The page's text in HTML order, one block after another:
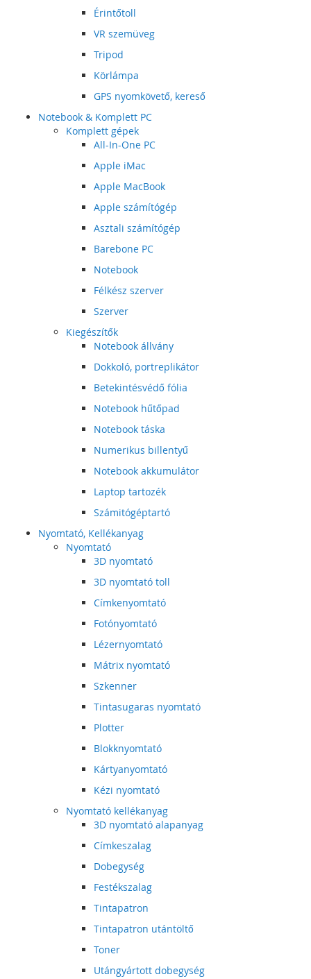
Érintőtoll
VR szemüveg
Tripod
Körlámpa
GPS nyomkövető, kereső
Notebook & Komplett PC
Komplett gépek
All-In-One PC
Apple iMac
Apple MacBook
Apple számítógép
Asztali számítógép
Barebone PC
Notebook
Félkész szerver
Szerver
Kiegészítők
Notebook állvány
Dokkoló, portreplikátor
Betekintésvédő fólia
Notebook hűtőpad
Notebook táska
Numerikus billentyű
Notebook akkumulátor
Laptop tartozék
Számitógéptartó
Nyomtató, Kellékanyag
Nyomtató
3D nyomtató
3D nyomtató toll
Címkenyomtató
Fotónyomtató
Lézernyomtató
Mátrix nyomtató
Szkenner
Tintasugaras nyomtató
Plotter
Blokknyomtató
Kártyanyomtató
Kézi nyomtató
Nyomtató kellékanyag
3D nyomtató alapanyag
Címkeszalag
Dobegység
Festékszalag
Tintapatron
Tintapatron utántöltő
Toner
Utángyártott dobegység